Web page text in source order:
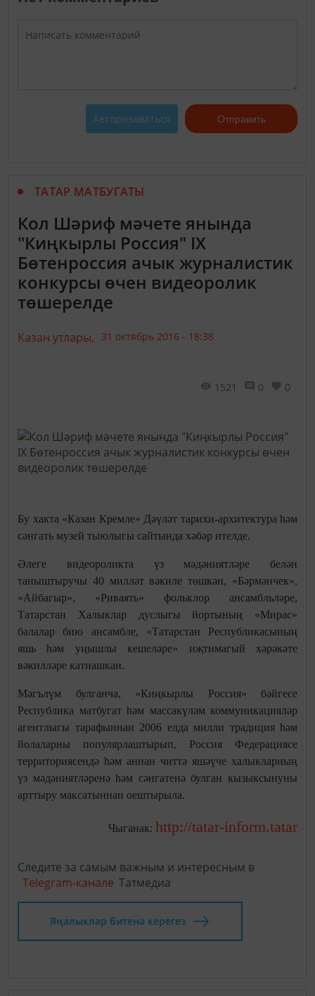
Авторизоваться Отправить
ТАТАР МАТБУГАТЫ
Кол Шәриф мәчете янында
"Киңкырлы Россия" IX
Бөтенроссия ачык журналистик
конкурсы өчен видеоролик
төшерелде
Казан утлары, 31 октябрь 2016 - 18:38
1521 0 0
Бу хакта «Казан Кремле» Дәүләт тарихи-архитектура һәм
сәнгать музей тыюлыгы сайтында хәбәр ителде.
Әлеге видеороликта үз мәдәниятләре белән
таныштыручы 40 милләт вәкиле төшкән, «Бәрмәнчек»,
«Айбагыр», «Риваять» фольклор ансамбльләре,
Татарстан Халыклар дуслыгы йортының «Мирас»
балалар бию ансамбле, «Татарстан Республикасының
яшь һәм уңышлы кешеләре» иҗтимагый хәрәкәте
вәкилләре катнашкан.
Мәгълүм булганча, «Киңкырлы Россия» бәйгесе
Республика матбугат һәм массакүләм коммуникацияләр
агентлыгы тарафыннан 2006 елда милли традиция һәм
йолаларны популярлаштырып, Россия Федерациясе
территориясендә һәм аннан читтә яшәүче халыкларның
үз мәдәниятләренә һәм сәнгатенә булган кызыксынуны
арттыру максатыннан оештырыла.
Чыганак: http://tatar-inform.tatar
Следите за самым важным и интересным в
Telegram-канале Татмедиа
Яңалыклар битенә керегез